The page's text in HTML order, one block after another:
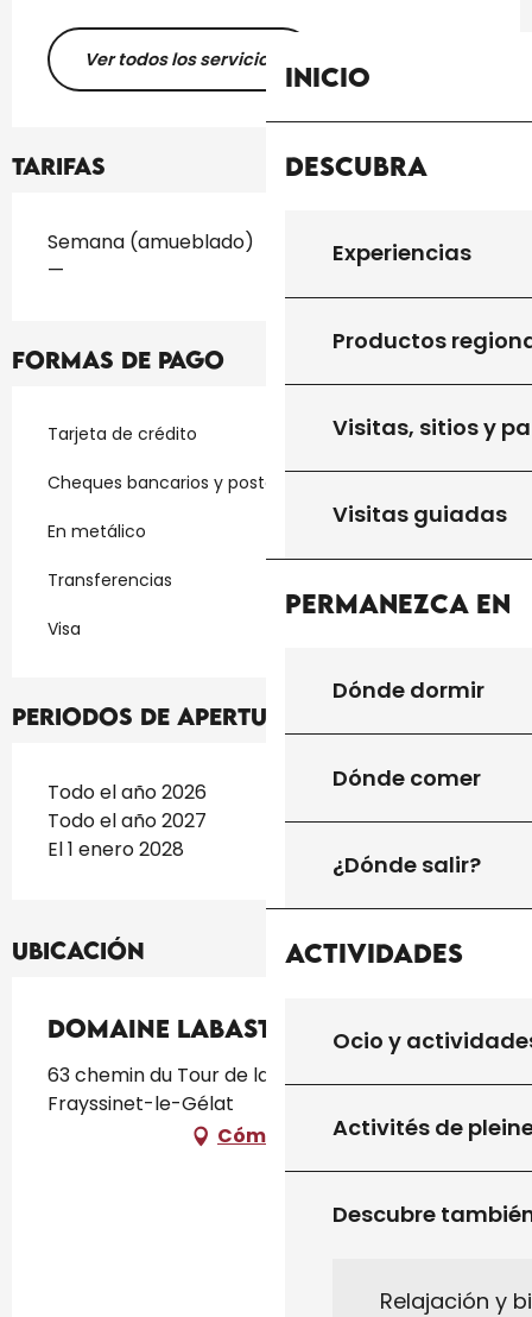
Inicio
Descubra
Experiencias
Productos
Visitas, sitios y
Visitas guiadas
Permanezca en
Dónde dormir
Dónde comer
¿Dónde salir?
Actividades
Ocio y
Activités de
Descubre
Relajación y
Ver todos los servicios
Tarifas
Tarifas 2026
Semana (amueblado)
—
Formas de pago
Tarjeta de crédito
Cheques bancarios y postales
En metálico
Transferencias
Visa
Periodos de apertura
Todo el año 2026
Todo el año 2027
El 1 enero 2028
Ubicación
Domaine Labastide : L'Étable
63 chemin du Tour de la Labastide, 46250
Frayssinet-le-Gélat
Cómo llegar